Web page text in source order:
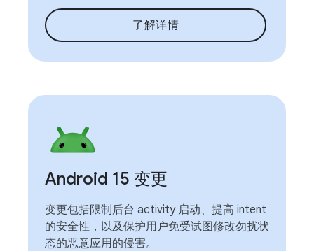
了解详情
Android 15 变更
变更包括限制后台 activity 启动、提高 intent
的安全性，以及保护用户免受试图修改勿扰状
态的恶意应用的侵害。